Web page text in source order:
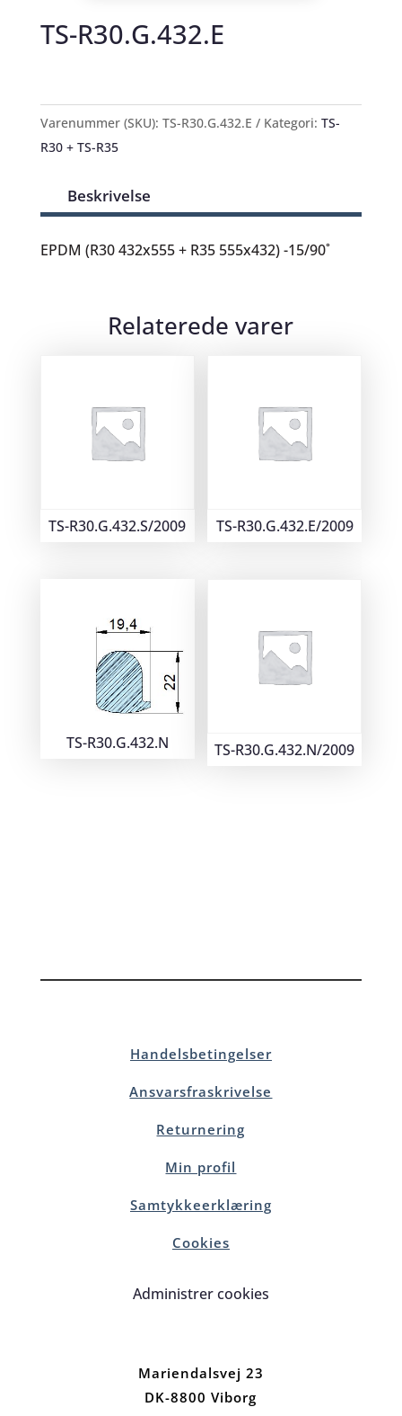
TS-R30.G.432.E
Varenummer (SKU): TS-R30.G.432.E Kategori: TS-
R30 + TS-R35
Beskrivelse
EPDM (R30 432x555 + R35 555x432) -15/90˚
Relaterede varer
TS-R30.G.432.S/2009 TS-R30.G.432.E/2009
TS-R30.G.432.N TS-R30.G.432.N/2009
Handelsbetingelser
Ansvarsfraskrivelse
Returnering
Min profil
Samtykkeerklæring
Cookies
Administrer cookies
Mariendalsvej 23
DK-8800 Viborg